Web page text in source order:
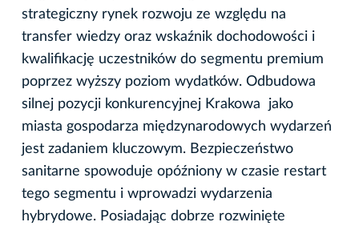
strategiczny rynek rozwoju ze względu na
transfer wiedzy oraz wskaźnik dochodowości i
kwalifikację uczestników do segmentu premium
poprzez wyższy poziom wydatków. Odbudowa
silnej pozycji konkurencyjnej Krakowa jako
miasta gospodarza międzynarodowych wydarzeń
jest zadaniem kluczowym. Bezpieczeństwo
sanitarne spowoduje opóźniony w czasie restart
tego segmentu i wprowadzi wydarzenia
hybrydowe. Posiadając dobrze rozwinięte